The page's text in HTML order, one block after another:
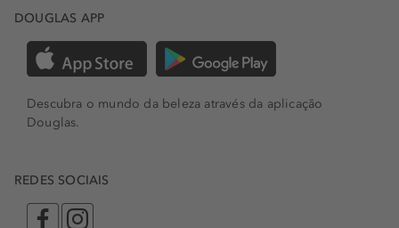
DOUGLAS APP
Descubra o mundo da beleza através da aplicação
Douglas.
REDES SOCIAIS